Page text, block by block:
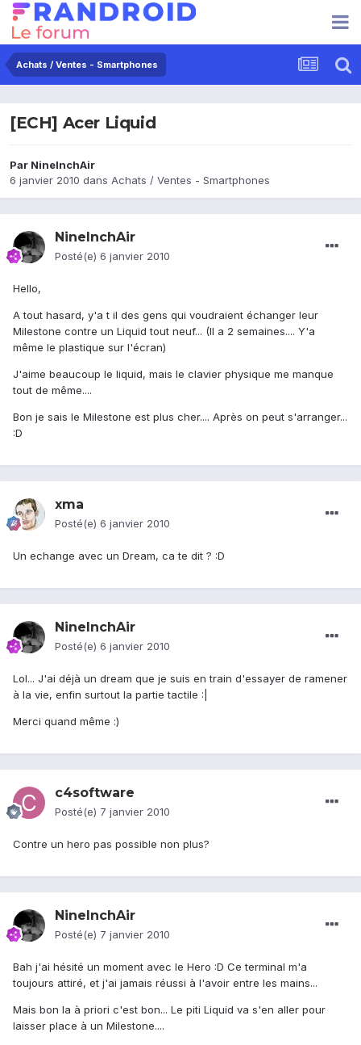
Achats / Ventes - Smartphones
[ECH] Acer Liquid
Par NineInchAir
6 janvier 2010 dans Achats / Ventes - Smartphones
NineInchAir
Posté(e) 6 janvier 2010
Hello,
A tout hasard, y'a t il des gens qui voudraient échanger leur
Milestone contre un Liquid tout neuf... (Il a 2 semaines.... Y'a
même le plastique sur l'écran)
J'aime beaucoup le liquid, mais le clavier physique me manque
tout de même....
Bon je sais le Milestone est plus cher.... Après on peut s'arranger...
:D
xma
Posté(e) 6 janvier 2010
Un echange avec un Dream, ca te dit ? :D
NineInchAir
Posté(e) 6 janvier 2010
Lol... J'ai déjà un dream que je suis en train d'essayer de ramener
à la vie, enfin surtout la partie tactile :|
Merci quand même :)
c4software
Posté(e) 7 janvier 2010
Contre un hero pas possible non plus?
NineInchAir
Posté(e) 7 janvier 2010
Bah j'ai hésité un moment avec le Hero :D Ce terminal m'a
toujours attiré, et j'ai jamais réussi à l'avoir entre les mains...
Mais bon la à priori c'est bon... Le piti Liquid va s'en aller pour
laisser place à un Milestone....